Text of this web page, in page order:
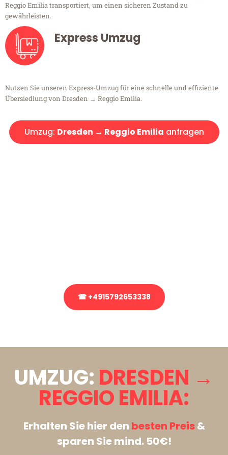
Reggio Emilia transportiert, um einen sicheren Zustand zu
gewährleisten.
Express Umzug
Nutzen Sie unseren Express-Umzug für eine schnelle und effiziente
Übersiedlung von Dresden → Reggio Emilia.
Umzug: Dresden → Reggio Emilia anfragen
☎ +4915792653338
UMZUG: DRESDEN →
REGGIO EMILIA:
Erhalten Sie hier den besten Preis&
sparen Sie mind. 50€!